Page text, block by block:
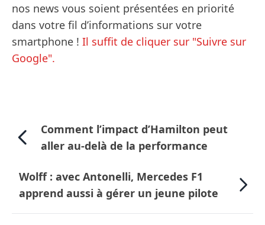
nos news vous soient présentées en priorité
dans votre fil d’informations sur votre
smartphone ! Il suffit de cliquer sur "Suivre sur
Google".
Comment l’impact d’Hamilton peut
aller au-delà de la performance
Wolff : avec Antonelli, Mercedes F1
apprend aussi à gérer un jeune pilote